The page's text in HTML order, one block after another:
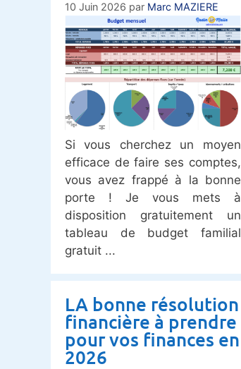
10 Juin 2026 par Marc MAZIERE
Si vous cherchez un moyen
efficace de faire ses comptes,
vous avez frappé à la bonne
porte ! Je vous mets à
disposition gratuitement un
tableau de budget familial
gratuit
LA bonne résolution
financière à prendre
pour vos finances en
2026